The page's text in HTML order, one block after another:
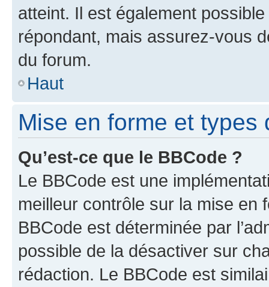
atteint. Il est également
répondant, mais assurez-vous
du forum.
Haut
Mise en forme et types
Qu’est-ce que le BBCode ?
Le BBCode est une
meilleur contrôle sur la mise en
BBCode est déterminée par
possible de la désactiver sur
rédaction. Le BBCode est